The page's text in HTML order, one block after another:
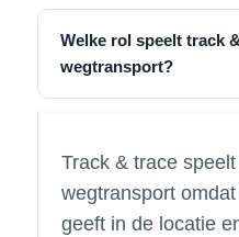
Welke rol speelt track
wegtransport?
Track & trace
wegtransport
geeft in de locatie